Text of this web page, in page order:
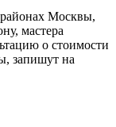
Москвы,
мастера
о стоимости
запишут на